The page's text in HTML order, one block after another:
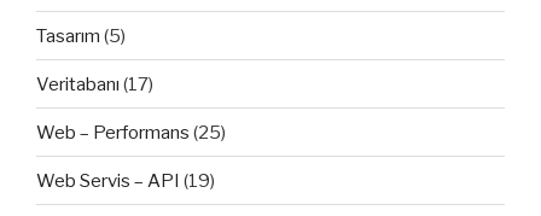
Tasarım (5)
Veritabanı (17)
Web – Performans (25)
Web Servis – API (19)